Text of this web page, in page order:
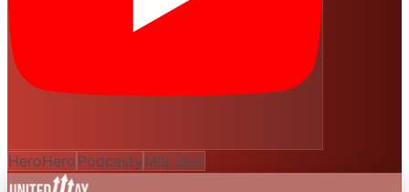
HeroHero Podcasty Môj účet